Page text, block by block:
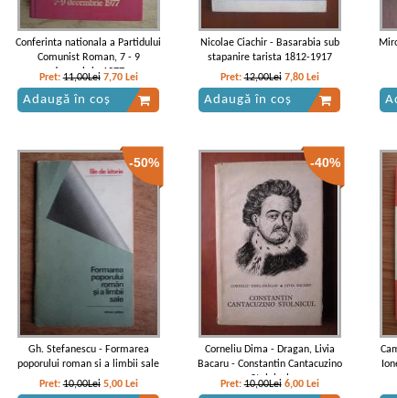
Conferinta nationala a Partidului
Comunist Roman, 7 - 9
decembrie 1977
Pret:11,00Lei 7,70 Lei
Adaugă în coș
Nicolae Ciachir - Basarabia sub
stapanire tarista 1812-1917
Pret:12,00Lei 7,80 Lei
Adaugă în coș
-50%
Gh. Stefanescu - Formarea
poporului roman si a limbii sale
Pret:10,00Lei 5,00 Lei
-40%
Corneliu Dima - Dragan, Livia
Bacaru - Constantin Cantacuzino
Stolnicul
Pret:10,00Lei 6,00 Lei